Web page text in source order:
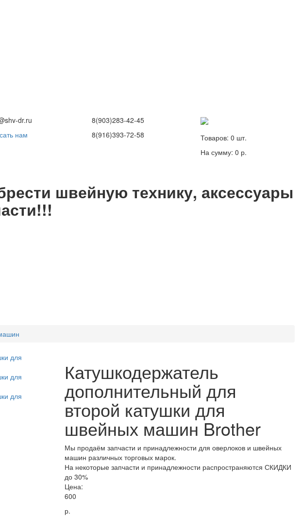
dr.ru
нам
8(903)283-42-45
8(916)393-72-58
Товаров: 0 шт.
На сумму: 0 р.
швейную технику, аксессуары
Катушкодержатель
дополнительный для
второй катушки для
швейных машин Brother
Мы продаём запчасти и принадлежности для оверлоков и швейных
машин различных торговых марок.
На некоторые запчасти и принадлежности распространяются СКИДКИ
до 30%
Цена:
600
р.